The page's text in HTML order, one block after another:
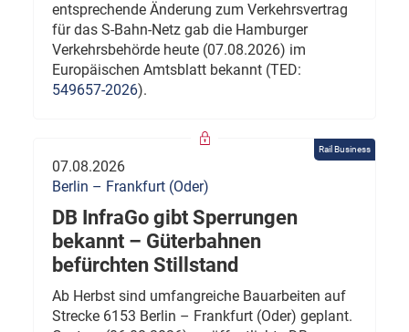
entsprechende Änderung zum Verkehrsvertrag
für das S-Bahn-Netz gab die Hamburger
Verkehrsbehörde heute (07.08.2026) im
Europäischen Amtsblatt bekannt (TED:
549657-2026).
Rail Business
07.08.2026
Berlin – Frankfurt (Oder)
DB InfraGo gibt Sperrungen
bekannt – Güterbahnen
befürchten Stillstand
Ab Herbst sind umfangreiche Bauarbeiten auf
Strecke 6153 Berlin – Frankfurt (Oder) geplant.